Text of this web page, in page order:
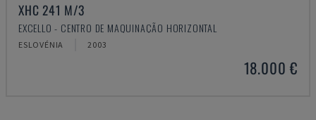
XHC 241 M/3
EXCELLO - CENTRO DE MAQUINAÇÃO HORIZONTAL
ESLOVÉNIA 2003
18.000 €